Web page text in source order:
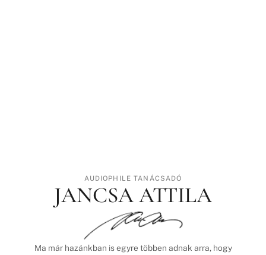
AUDIOPHILE TANÁCSADÓ
JANCSA ATTILA
Ma már hazánkban is egyre többen adnak arra, hogy